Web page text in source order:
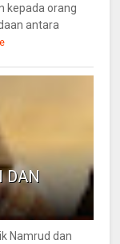
kepada orang
antara
DAN
Namrud dan